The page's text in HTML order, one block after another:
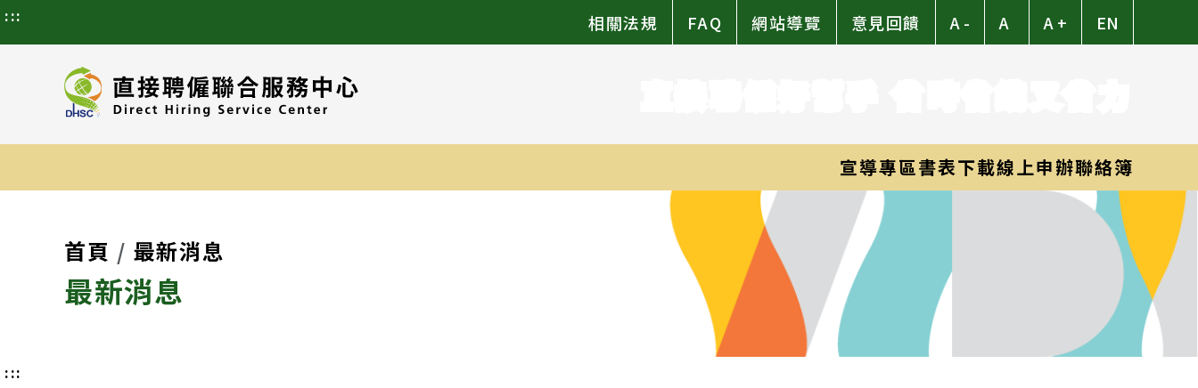
::: 相關法規 FAQ 網站導覽 意見回饋 A - A A + EN
宣導專區書表下載線上申辦聯絡簿
首頁 最新消息
最新消息
:::